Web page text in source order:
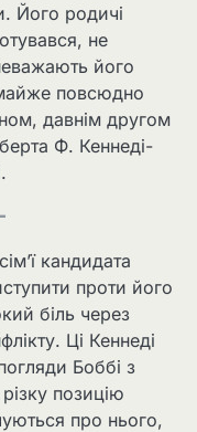
Його родичі
не
його
майже повсюдно
давнім другом
Ф. Кеннеді-
кандидата
проти його
біль через
Ці Кеннеді
Боббі з
позицію
про нього,